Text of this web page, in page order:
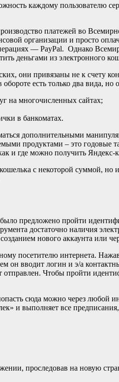
каждому пользователю
платежей во
организации и просто
— PayPal. Однако
деньгами из электронного
они привязаны не к счету
есть только два вида,
на многочисленных сайтах;
в банкоматах.
дополнительными
продуктами – это годовые
и где можно получить Яндекс-
с некоторой суммой, но
предложено пройти
достаточно наличия
нового аккаунта или
посетителю интернета.
он вводит логин и э/а
Чтобы пройти
сюда можно через любой
и выполняет все
проследовав на новую